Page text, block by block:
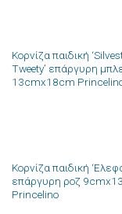
Κορνίζα παιδική
Tweety’ επάργυρη
13cmx18cm
Κορνίζα παιδική
επάργυρη ροζ
Princelino